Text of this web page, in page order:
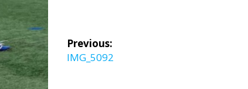
投
稿
Previous:
Previous
IMG_5092